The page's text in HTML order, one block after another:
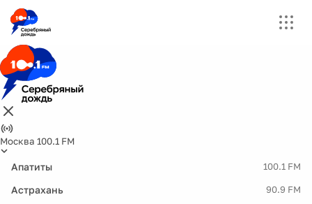
Москва 100.1 FM
Апатиты 100.1 FM
Астрахань 90.9 FM